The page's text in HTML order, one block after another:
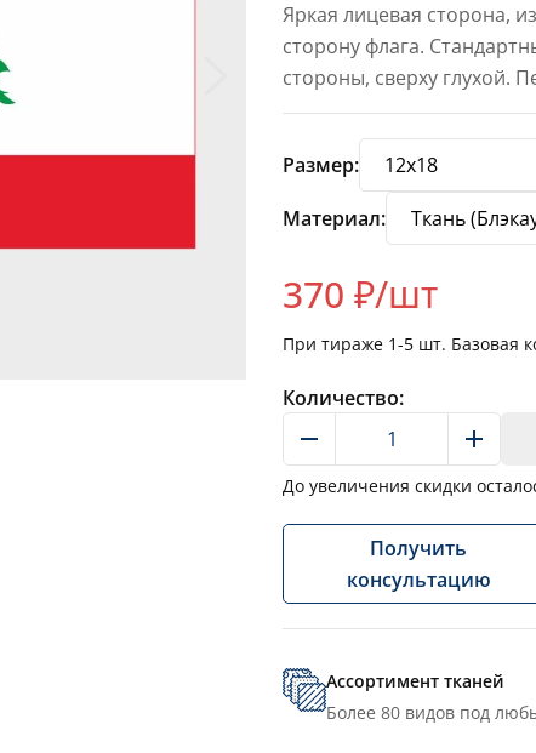
Яркая лицевая сторона,
сторону флага.
стороны, сверху глухой.
Размер:
Материал:
370 ₽/шт
При тираже 1-5 шт. Базовая
Количество:
До увеличения скидки
Получить
консультацию
Ассортимент тканей
Более 80 видов под